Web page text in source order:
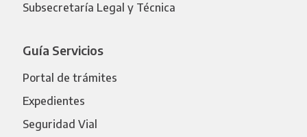
Subsecretaría Legal y Técnica
Guía Servicios
Portal de trámites
Expedientes
Seguridad Vial